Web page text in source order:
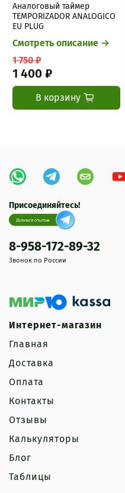
Аналоговый таймер
TEMPORIZADOR ANALOGICO
EU PLUG
Смотреть описание →
1 750 ₽
1 400 ₽
В корзину
Интернет-магазин
Главная
Доставка
Оплата
Контакты
Отзывы
Калькуляторы
Блог
Таблицы
Присоединяйтесь!
8-958-172-89-32
Звонок по России